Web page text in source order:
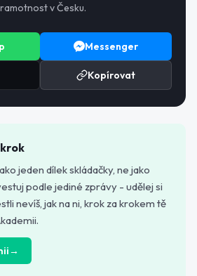
v Česku.
Messenger
Kopírovat
krok
jeden dílek skládačky, ne jako
podle jediné zprávy - udělej si
nevíš, jak na ni, krok za krokem tě
→